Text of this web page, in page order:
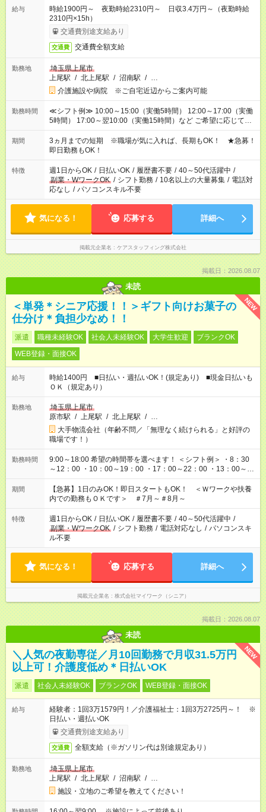
給与
時給1900円～ 夜勤時給2310円～ 日収3.4万円～（夜勤時給
2310円×15h）
交通費別途支給あり
交通費 交通費全額支給
勤務地
埼玉県上尾市
上尾駅 / 北上尾駅 / 沼南駅 / …
介護施設や病院 ※ご自宅近辺からご案内可能
勤務時間
≪シフト例≫ 10:00～15:00（実働5時間） 12:00～17:00（実働
5時間） 17:00～翌10:00（実働15時間）など ご希望に応じて、
働く時間は調整できます！ お気軽に担当へ相談ください！
期間
3ヵ月までの短期 ※職場が気に入れば、長期もOK！ ★急募！
即日勤務もOK！
特徴 週1日からOK / 日払いOK / 履歴書不要 / 40～50代活躍中 /
副業・WワークOK / シフト勤務 / 10名以上の大量募集 / 電話対
応なし / パソコンスキル不要
気になる！ 応募する 詳細へ
掲載元企業名 ケアスタッフィング株式会社
掲載日：2026.08.07
未読
NEW
＜単発＊シニア応援！！＞ギフト向けお菓子の
仕分け＊負担少なめ！！
派遣 職種未経験OK 社会人未経験OK 大学生歓迎
ブランクOK
WEB登録・面接OK
給与
時給1400円 ■日払い・週払いOK！(規定あり) ■現金日払いも
ＯＫ（規定あり）
勤務地
埼玉県上尾市
原市駅 / 上尾駅 / 北上尾駅 / …
大手物流会社（年齢不問／「無理なく続けられる」と好評の
職場です！）
勤務時間
9:00～18:00 希望の時間帯を選べます！ ＜シフト例＞ ・8：30
～12：00 ・10：00～19：00 ・17：00～22：00 ・13：00～
22：00 ・22：00～翌6：00 など
期間
【急募】1日のみOK！即日スタートもOK！ ＜Ｗワークや扶養
内での勤務もＯＫです＞ ＃7月～＃8月～
特徴 週1日からOK / 日払いOK / 履歴書不要 / 40～50代活躍中 /
副業・WワークOK / シフト勤務 / 電話対応なし / パソコンスキ
ル不要
気になる！ 応募する 詳細へ
掲載元企業名 株式会社マイワーク（シニア）
掲載日：2026.08.07
未読
NEW
＼人気の夜勤専従／月10回勤務で月収31.5万円
以上可！介護度低め＊日払いOK
派遣 社会人未経験OK ブランクOK WEB登録・面接OK
給与
経験者：1回3万1579円！／介護福祉士：1回3万2725円～！ ※
日払い・週払いOK
交通費別途支給あり
交通費 全額支給（※ガソリン代は別途規定あり）
勤務地
埼玉県上尾市
上尾駅 / 北上尾駅 / 沼南駅 / …
施設・立地のご希望を教えてください！